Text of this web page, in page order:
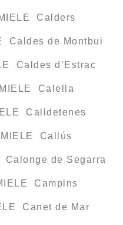
Calders
Caldes de Montbui
Caldes d’Estrac
Calella
Calldetenes
Callús
de Segarra
Campins
Canet de Mar